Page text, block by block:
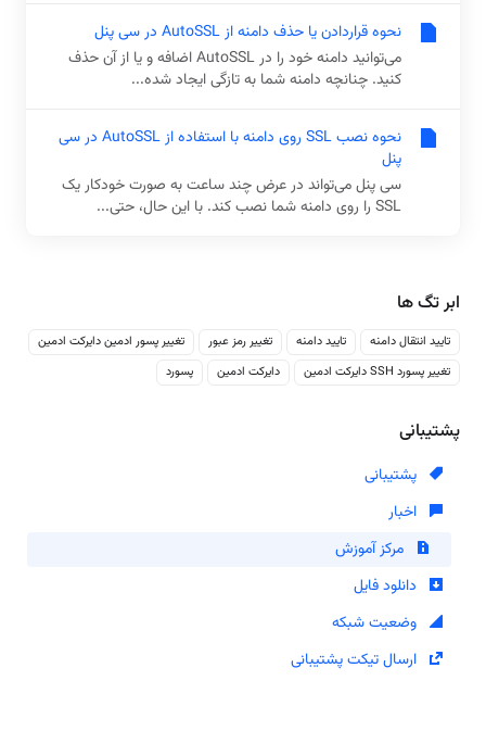
ابر تگ ها
تایید انتقال دامنه تایید دامنه تغییر رمز عبور
تغییر پسور ادمین دایرکت ادمین
تغییر پسورد SSH دایرکت ادمین
دایرکت ادمین پسورد
پشتیبانی
پشتیبانی
اخبار
مرکز آموزش
دانلود فایل
وضعیت شبکه
ارسال تیکت پشتیبانی
نحوه قراردادن یا حذف دامنه از AutoSSL در سی پنل
می‌توانید دامنه خود را در AutoSSL اضافه و یا از آن حذف
کنید. چنانچه دامنه شما به تازگی ایجاد شده...
نحوه نصب SSL روی دامنه با استفاده از AutoSSL در سی
پنل
سی پنل می‌تواند در عرض چند ساعت به صورت خودکار یک
SSL را روی دامنه شما نصب کند. با این حال، حتی...